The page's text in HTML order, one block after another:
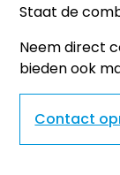
Staat de
Neem direct
bieden ook
Contact